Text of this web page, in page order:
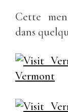
Cette
dans